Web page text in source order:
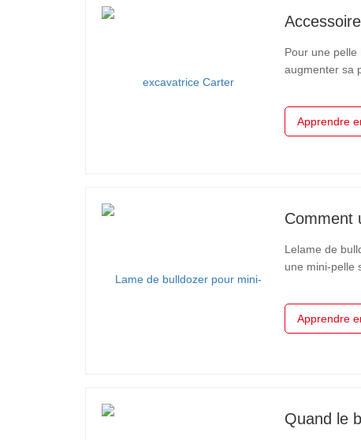
Pour une
augmenter sa
des tarières,
Apprendre
Lelame de
une mini-pelle
l'utilisant mal,
Apprendre